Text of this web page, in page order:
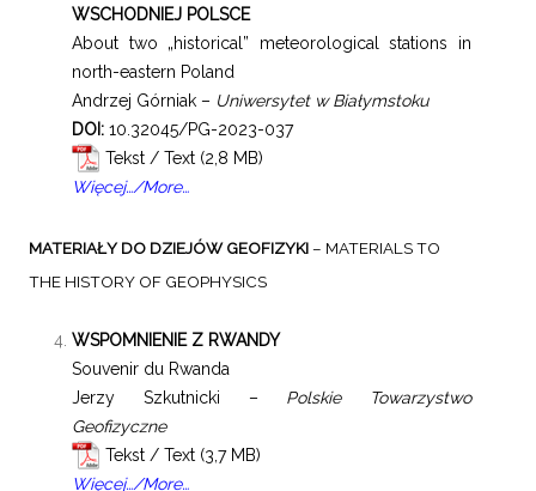
WSCHODNIEJ POLSCE
About two „historical” meteorological stations in
north-eastern Poland
Andrzej Górniak – Uniwersytet w Białymstoku
DOI: 10.32045/PG-2023-037
Tekst / Text
Więcej…/More…
MATERIAŁY DO DZIEJÓW GEOFIZYKI– MATERIALS TO
THE HISTORY OF GEOPHYSICS
WSPOMNIENIE Z RWANDY
Souvenir du Rwanda
Jerzy Szkutnicki – Polskie Towarzystwo
Geofizyczne
Tekst / Text
Więcej…/More…